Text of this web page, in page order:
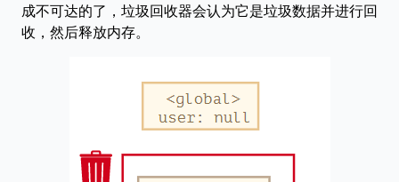
成不可达的了，垃圾回收器会认为它是垃圾数据并进行回
收，然后释放内存。